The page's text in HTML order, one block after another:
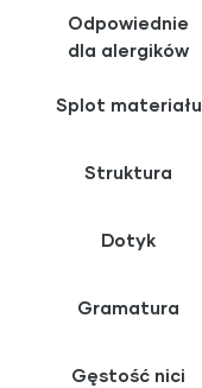
Odpowiednie
dla alergików
Splot materiału
Struktura
Dotyk
Gramatura
Gęstość nici